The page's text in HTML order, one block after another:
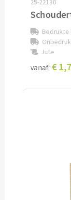
Klemborden
Memo's
Kubusblokken
Custom
25-22130
Bedrukte
Jute
vanaf €